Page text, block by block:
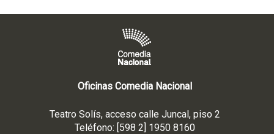
Oficinas Comedia Nacional
Teatro Solís, acceso calle Juncal, piso 2
Teléfono: [598 2] 1950 8160